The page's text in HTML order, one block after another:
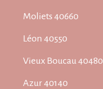
Moliets 40660
Léon 40550
Vieux Boucau 40480
Azur 40140